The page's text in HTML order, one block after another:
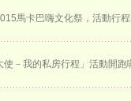
馬卡巴嗨文化祭，活動行
使－我的私房行程」活動開跑